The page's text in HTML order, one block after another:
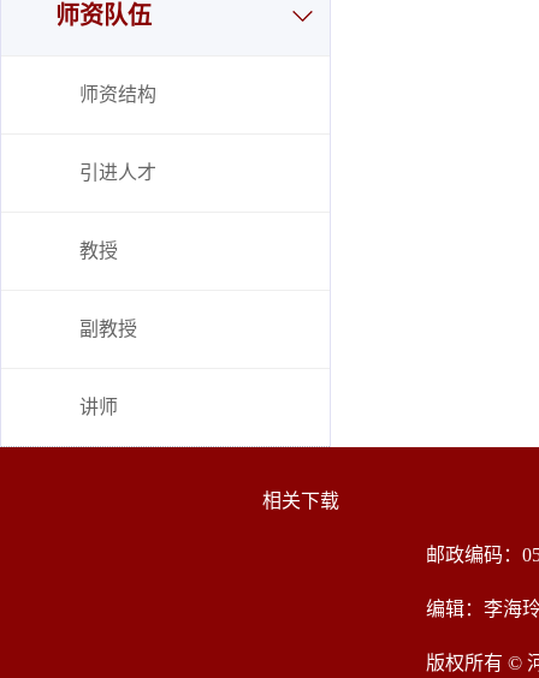
师资队伍
师资结构
引进人才
教授
副教授
讲师
相关下载
邮政编码：
编辑：李海
版权所有 ©